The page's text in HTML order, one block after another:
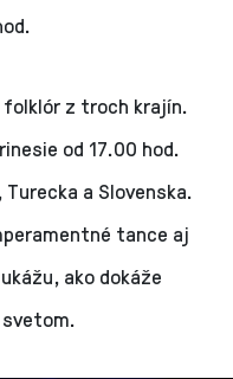
z troch krajín.
od 17.00 hod.
a Slovenska.
tance aj
ako dokáže